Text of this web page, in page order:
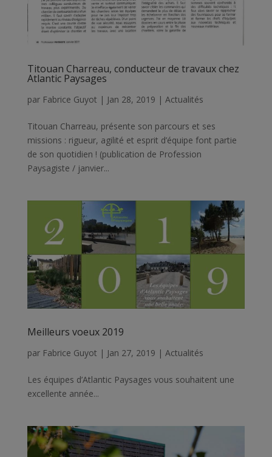
Titouan Charreau, conducteur de travaux chez
Atlantic Paysages
par Fabrice Guyot | Jan 28, 2019 | Actualités
Titouan Charreau, présente son parcours et ses
missions : rigueur, agilité et esprit d’équipe font partie
de son quotidien ! (publication de Profession
Paysagiste / janvier...
Meilleurs voeux 2019
par Fabrice Guyot | Jan 27, 2019 | Actualités
Les équipes d’Atlantic Paysages vous souhaitent une
excellente année...